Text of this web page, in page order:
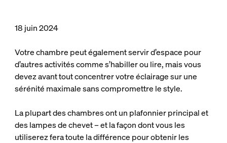
18 juin 2024
Votre chambre peut également servir d’espace pour
d’autres activités comme s’habiller ou lire, mais vous
devez avant tout concentrer votre éclairage sur une
sérénité maximale sans compromettre le style.
La plupart des chambres ont un plafonnier principal et
des lampes de chevet – et la façon dont vous les
utiliserez fera toute la différence pour obtenir les